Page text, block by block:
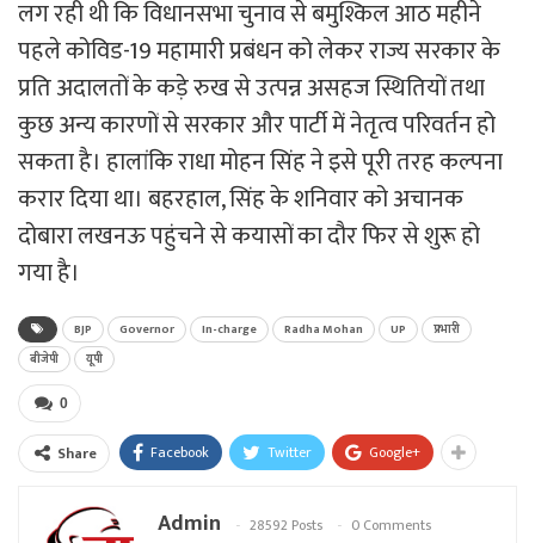
लग रही थी कि विधानसभा चुनाव से बमुश्किल आठ महीने
पहले कोविड-19 महामारी प्रबंधन को लेकर राज्य सरकार के
प्रति अदालतों के कड़े रुख से उत्पन्न असहज स्थितियों तथा
कुछ अन्य कारणों से सरकार और पार्टी में नेतृत्व परिवर्तन हो
सकता है। हालांकि राधा मोहन सिंह ने इसे पूरी तरह कल्पना
करार दिया था। बहरहाल, सिंह के शनिवार को अचानक
दोबारा लखनऊ पहुंचने से कयासों का दौर फिर से शुरू हो
गया है।
BJP Governor In-charge Radha Mohan UP
प्रभारी
बीजेपी
यूपी
0
Share Facebook Twitter Google+
Admin 28592 Posts 0 Comments